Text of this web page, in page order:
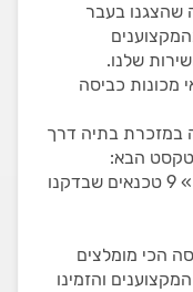
כביסה שהצגנו בעבר
שלנו.
מכונות כביסה
במזכרת בתיה דרך
הבא:
טכנאי מכונות כביסה במזכרת בתיה » 9 טכנאים שבדקנו
הכי מומלצים
והזמינו